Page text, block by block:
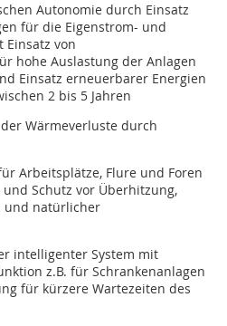
Autonomie durch Einsatz
für die Eigenstrom- und
Einsatz von
hohe Auslastung der Anlagen
Einsatz erneuerbarer Energien
2 bis 5 Jahren
Wärmeverluste durch
Arbeitsplätze, Flure und Foren
Schutz vor Überhitzung,
und natürlicher
intelligenter System mit
z.B. für Schrankenanlagen
für kürzere Wartezeiten des